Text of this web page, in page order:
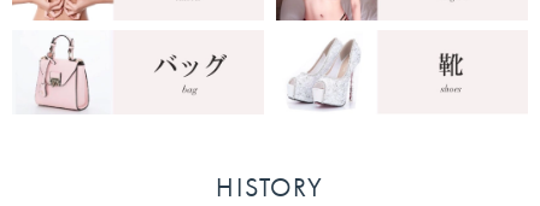
HISTORY